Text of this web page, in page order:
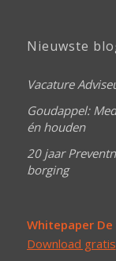
Nieuwste
Vacature
Goudappel:
én houden
20 jaar
borging
Whitepaper
Download gratis